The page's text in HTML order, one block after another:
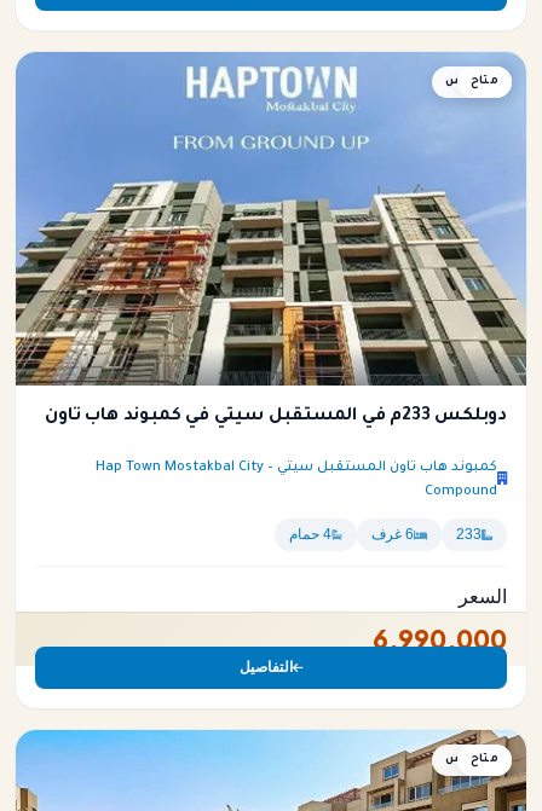
دوبلكس
متاح
دوبلكس 233م في المستقبل سيتي في كمبوند هاب تاون
كمبوند هاب تاون المستقبل سيتي – Hap Town Mostakbal City
Compound
233 6 غرف 4 حمام
السعر
6,990,000
التفاصيل
دوبلكس
متاح